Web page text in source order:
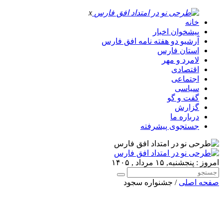
x
خانه
پیشخوان اخبار
آرشیو دو هفته نامه افق فارس
استان فارس
لامرد و مهر
اقتصادی
اجتماعی
سیاسی
گفت و گو
گزارش
درباره ما
جستجوی پیشرفته
امروز : پنجشنبه, ۱۵ مرداد , ۱۴۰۵
صفحه اصلی / جشنواره سجود